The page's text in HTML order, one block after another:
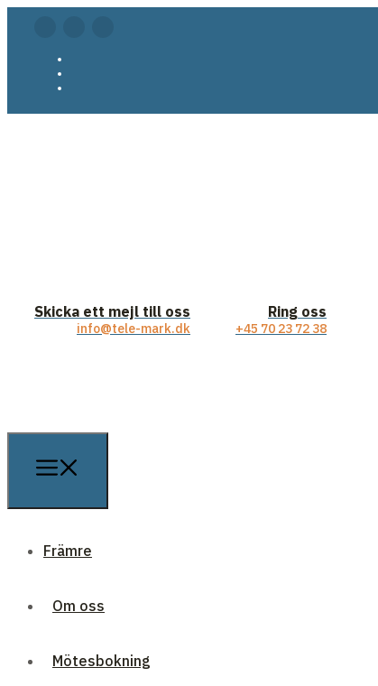
Skicka ett mejl till oss
info@tele-mark.dk
Ring oss
+45 70 23 72 38
Främre
Om oss
Mötesbokning